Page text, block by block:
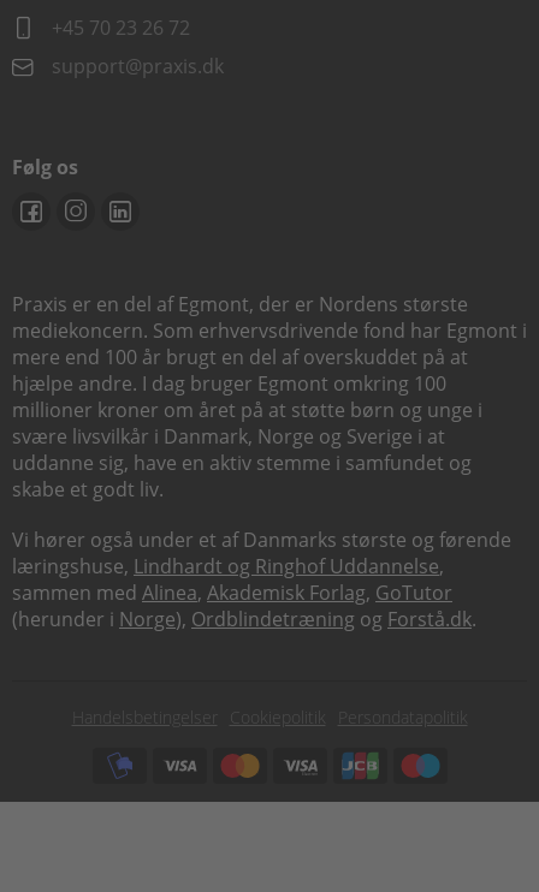
+45 70 23 26 72
support@praxis.dk
Følg os
Praxis er en del af Egmont, der er Nordens største
mediekoncern. Som erhvervsdrivende fond har Egmont i
mere end 100 år brugt en del af overskuddet på at
hjælpe andre. I dag bruger Egmont omkring 100
millioner kroner om året på at støtte børn og unge i
svære livsvilkår i Danmark, Norge og Sverige i at
uddanne sig, have en aktiv stemme i samfundet og
skabe et godt liv.
Vi hører også under et af Danmarks største og førende
læringshuse, Lindhardt og Ringhof Uddannelse,
sammen med Alinea, Akademisk Forlag, GoTutor
(herunder i Norge), Ordblindetræning og Forstå.dk.
Subfooter
Handelsbetingelser Cookiepolitik
Persondatapolitik
Subfooter
payment
options